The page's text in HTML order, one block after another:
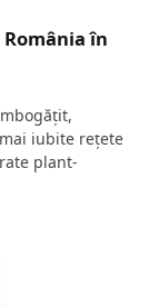
în
iubite rețete
plant-